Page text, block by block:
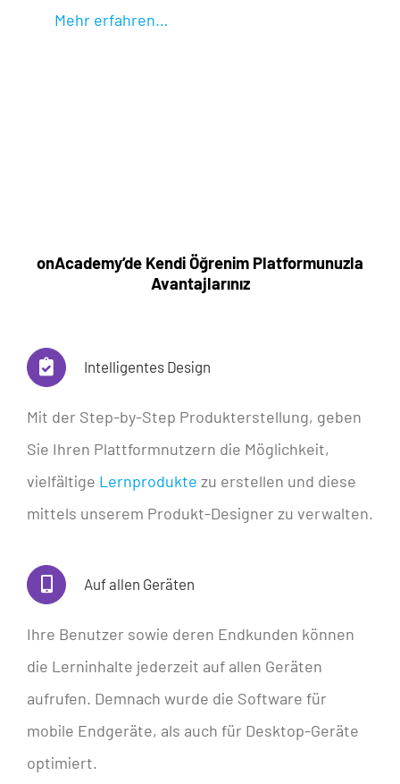
Mehr erfahren…
onAcademy’de Kendi Öğrenim Platformunuzla
Avantajlarınız
Intelligentes Design
Mit der Step-by-Step Produkterstellung, geben
Sie Ihren Plattformnutzern die Möglichkeit,
vielfältige Lernprodukte zu erstellen und diese
mittels unserem Produkt-Designer zu verwalten.
Auf allen Geräten
Ihre Benutzer sowie deren Endkunden können
die Lerninhalte jederzeit auf allen Geräten
aufrufen. Demnach wurde die Software für
mobile Endgeräte, als auch für Desktop-Geräte
optimiert.